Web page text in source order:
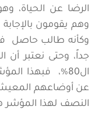
الرضا عن الحياة،
جداً، وحتى نعتبر
ال80%، فبهذا